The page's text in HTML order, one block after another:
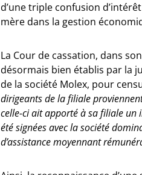
d’une triple confusion
mère dans la gestion
La Cour de cassation, dans
désormais bien établis par la
de la société Molex, pour
dirigeants de la filiale
celle-ci ait apporté à sa filiale
été signées avec la société
d’assistance moyennant